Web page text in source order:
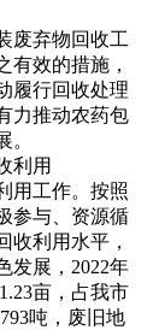
弃物回收工
有效的措施，
履行回收处理
力推动农药包
。
利用
工作。按照
参与、资源循
收利用水平，
发展，2022年
亩，占我市
吨，废旧地